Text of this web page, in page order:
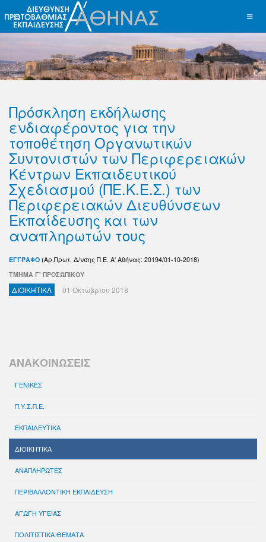
Πρόσκληση εκδήλωσης
ενδιαφέροντος για την
τοποθέτηση Οργανωτικών
Συντονιστών των Περιφερειακών
Κέντρων Εκπαιδευτικού
Σχεδιασμού (ΠΕ.Κ.Ε.Σ.) των
Περιφερειακών Διευθύνσεων
Εκπαίδευσης και των
αναπληρωτών τους
ΕΓΓΡΑΦΟ (Αρ.Πρωτ. Δ/νσης Π.Ε. Α' Αθήνας: 20194/01-10-2018)
ΤΜΗΜΑ Γ' ΠΡΟΣΩΠΙΚΟΥ
ΔΙΟΙΚΗΤΙΚΑ 01 Οκτωβρίου 2018
ΑΝΑΚΟΙΝΩΣΕΙΣ
ΓΕΝΙΚΕΣ
Π.Υ.Σ.Π.Ε.
ΕΚΠΑΙΔΕΥΤΙΚΑ
ΔΙΟΙΚΗΤΙΚΑ
ΑΝΑΠΛΗΡΩΤΕΣ
ΠΕΡΙΒΑΛΛΟΝΤΙΚΗ ΕΚΠΑΙΔΕΥΣΗ
ΑΓΩΓΗ ΥΓΕΙΑΣ
ΠΟΛΙΤΙΣΤΙΚΑ ΘΕΜΑΤΑ